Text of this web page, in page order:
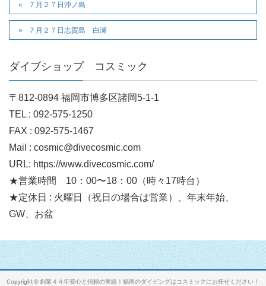
７月２７日沖ノ島
７月２７日志賀島 白瀬
ダイブショップ コスミック
〒812-0894 福岡市博多区諸岡5-1-1
TEL : 092-575-1250
FAX : 092-575-1467
Mail : cosmic@divecosmic.com
URL: https://www.divecosmic.com/
★営業時間 10：00〜18：00（時々17時台）
★定休日 : 火曜日（祝日の場合は営業）、年末年始、
GW、お盆
Copyright © 創業４４年安心と信頼の実績！福岡のダイビングはコスミックにお任せください！